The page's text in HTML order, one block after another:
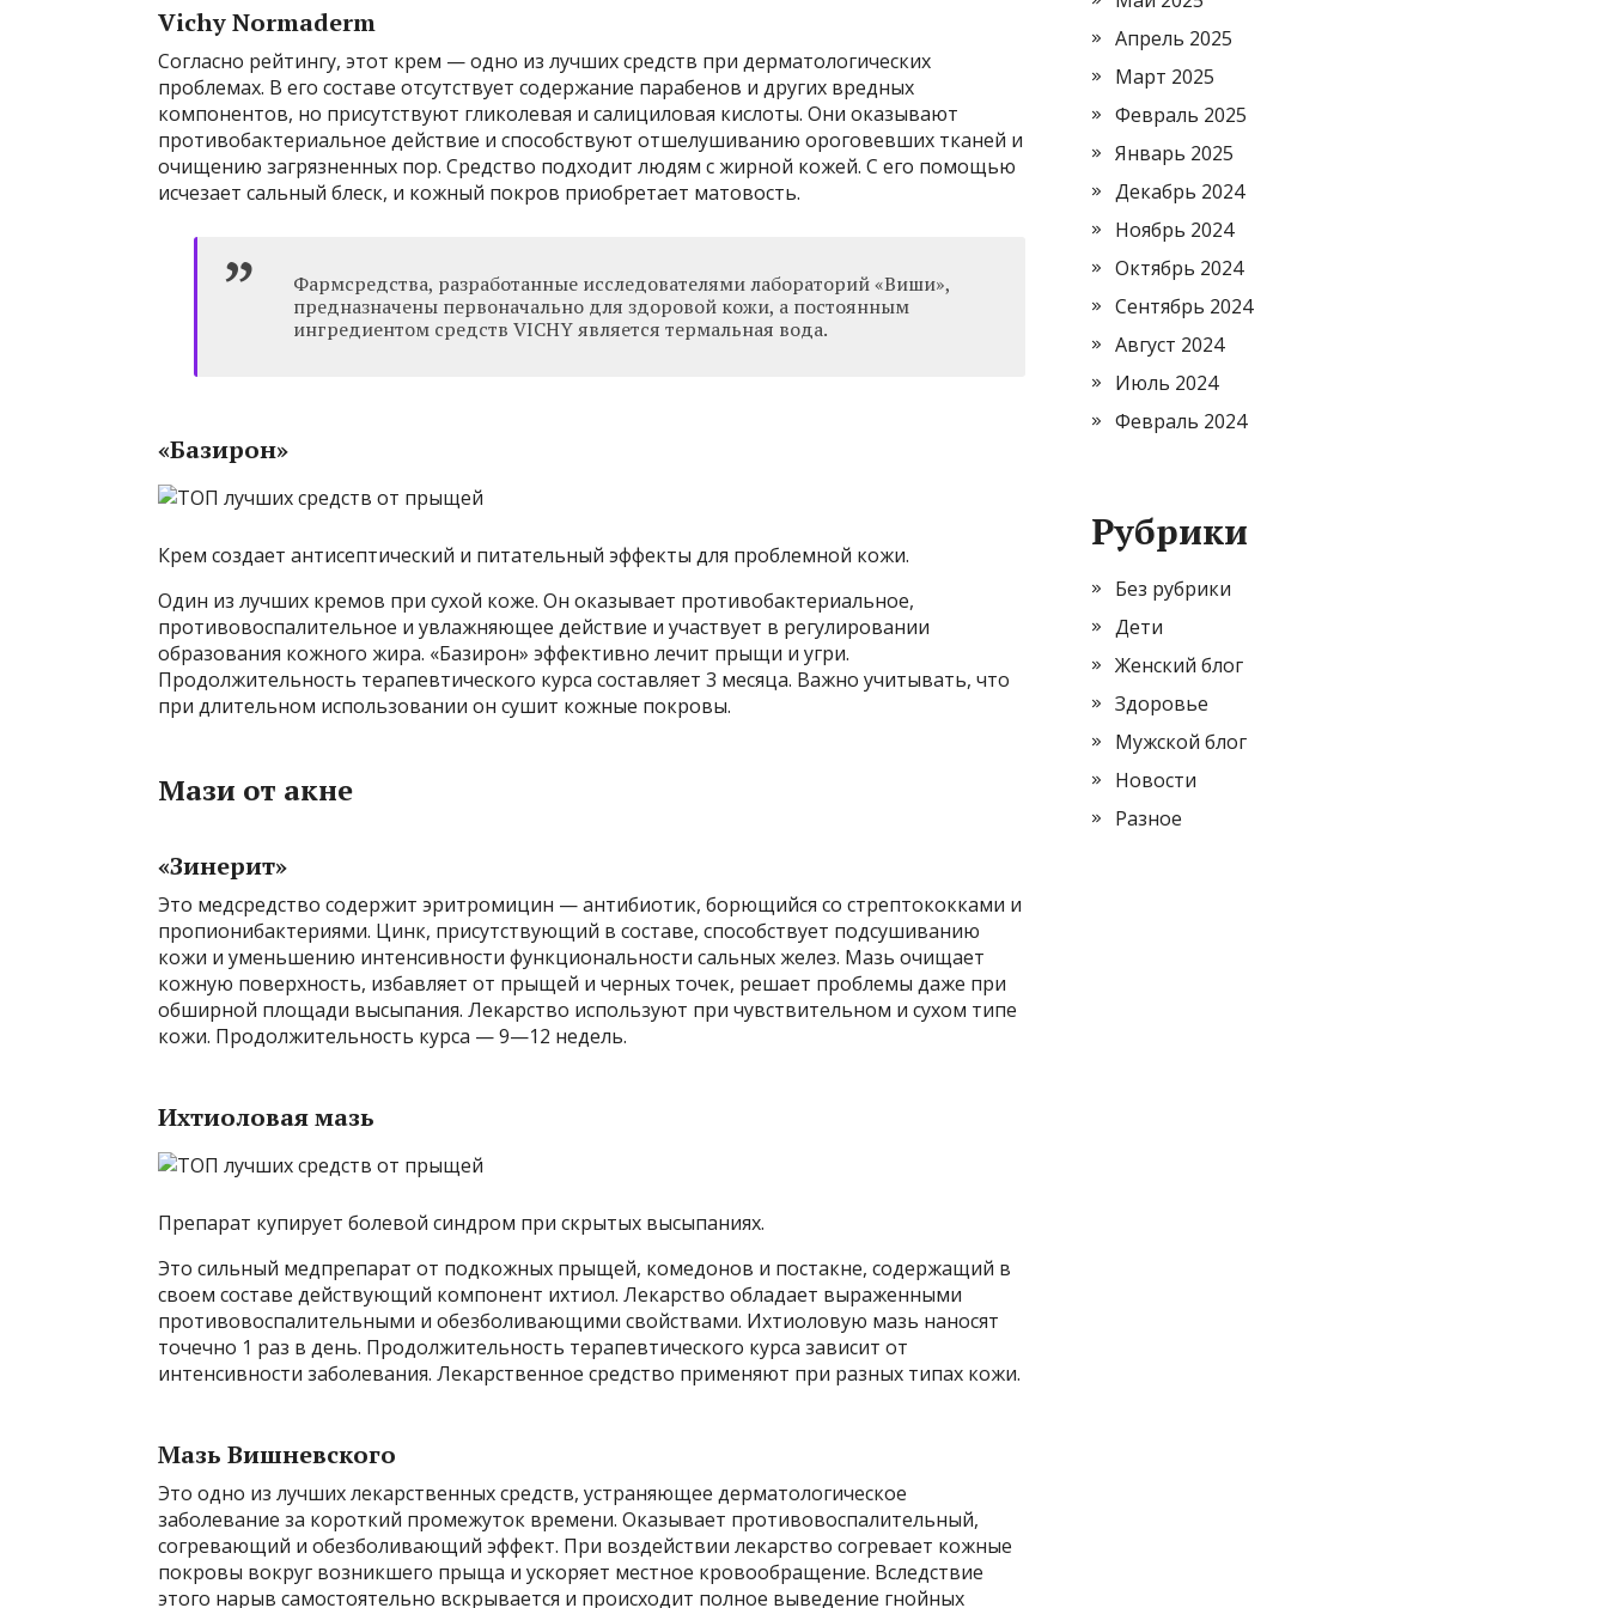
Vichy Normaderm
Согласно рейтингу, этот крем — одно из лучших средств при дерматологических
проблемах. В его составе отсутствует содержание парабенов и других вредных
компонентов, но присутствуют гликолевая и салициловая кислоты. Они оказывают
противобактериальное действие и способствуют отшелушиванию ороговевших тканей и
очищению загрязненных пор. Средство подходит людям с жирной кожей. С его помощью
исчезает сальный блеск, и кожный покров приобретает матовость.
Фармсредства, разработанные исследователями лабораторий «Виши»,
предназначены первоначально для здоровой кожи, а постоянным
ингредиентом средств VICHY является термальная вода.
«Базирон»
Крем создает антисептический и питательный эффекты для проблемной кожи.
Один из лучших кремов при сухой коже. Он оказывает противобактериальное,
противовоспалительное и увлажняющее действие и участвует в регулировании
образования кожного жира. «Базирон» эффективно лечит прыщи и угри.
Продолжительность терапевтического курса составляет 3 месяца. Важно учитывать, что
при длительном использовании он сушит кожные покровы.
Мази от акне
«Зинерит»
Это медсредство содержит эритромицин — антибиотик, борющийся со стрептококками и
пропионибактериями. Цинк, присутствующий в составе, способствует подсушиванию
кожи и уменьшению интенсивности функциональности сальных желез. Мазь очищает
кожную поверхность, избавляет от прыщей и черных точек, решает проблемы даже при
обширной площади высыпания. Лекарство используют при чувствительном и сухом типе
кожи. Продолжительность курса — 9—12 недель.
Ихтиоловая мазь
Препарат купирует болевой синдром при скрытых высыпаниях.
Это сильный медпрепарат от подкожных прыщей, комедонов и постакне, содержащий в
своем составе действующий компонент ихтиол. Лекарство обладает выраженными
противовоспалительными и обезболивающими свойствами. Ихтиоловую мазь наносят
точечно 1 раз в день. Продолжительность терапевтического курса зависит от
интенсивности заболевания. Лекарственное средство применяют при разных типах кожи.
Мазь Вишневского
Это одно из лучших лекарственных средств, устраняющее дерматологическое
заболевание за короткий промежуток времени. Оказывает противовоспалительный,
согревающий и обезболивающий эффект. При воздействии лекарство согревает кожные
покровы вокруг возникшего прыща и ускоряет местное кровообращение. Вследствие
этого нарыв самостоятельно вскрывается и происходит полное выведение гнойных
Апрель 2025
Март 2025
Февраль 2025
Январь 2025
Декабрь 2024
Ноябрь 2024
Октябрь 2024
Сентябрь 2024
Август 2024
Июль 2024
Февраль 2024
Рубрики
Без рубрики
Дети
Женский блог
Здоровье
Мужской блог
Новости
Разное